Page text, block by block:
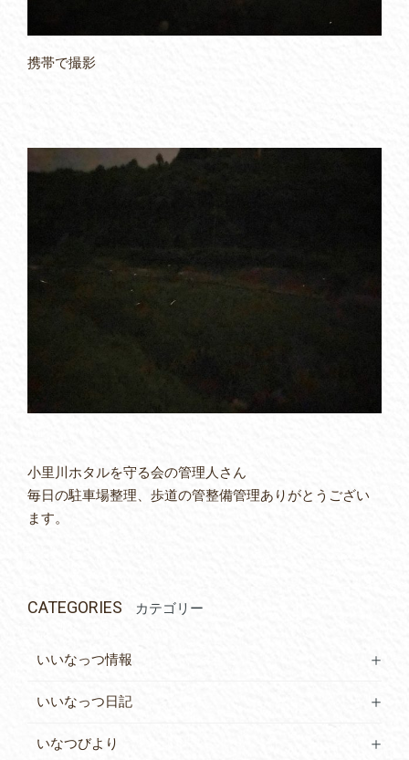
携帯で撮影
小里川ホタルを守る会の管理人さん
毎日の駐車場整理、歩道の管整備管理ありがとうござい
ます。
CATEGORIES カテゴリー
いいなっつ情報
いいなっつ日記
いなつびより